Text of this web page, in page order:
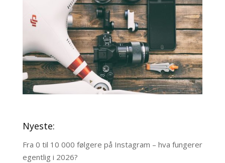
Nyeste:
Fra 0 til 10 000 følgere på Instagram – hva fungerer
egentlig i 2026?